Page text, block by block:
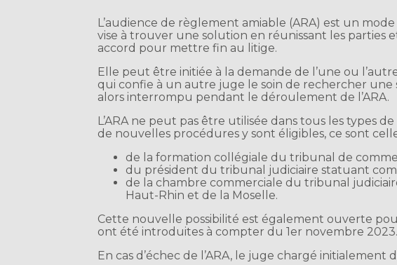
L’audience de règlement amiable (ARA) est un
vise à trouver une solution en réunissant les parties
accord pour mettre fin au litige.
Elle peut être initiée à la demande de l’une ou
qui confie à un autre juge le soin de rechercher une
alors interrompu pendant le déroulement de l’ARA.
L’ARA ne peut pas être utilisée dans tous les types
de nouvelles procédures y sont éligibles, ce sont
de la formation collégiale du tribunal de
du président du tribunal judiciaire statuant
de la chambre commerciale du tribunal
Haut-Rhin et de la Moselle.
Cette nouvelle possibilité est également ouverte
ont été introduites à compter du 1er novembre 2023.
En cas d’échec de l’ARA, le juge chargé